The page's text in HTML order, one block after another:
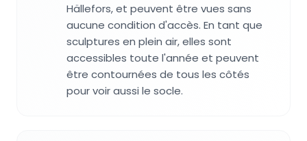
Hällefors, et peuvent être vues sans
aucune condition d'accès. En tant que
sculptures en plein air, elles sont
accessibles toute l'année et peuvent
être contournées de tous les côtés
pour voir aussi le socle.